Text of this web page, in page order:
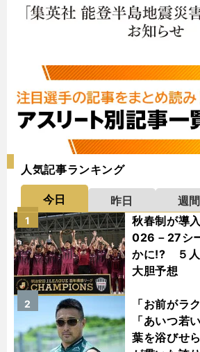
人気記事ランキング
今日 昨日 週間
秋春制が導
026－27シ
かに!? ５人
大胆予想
1
「お前がラ
「あいつ若
葉を浴びせ
2